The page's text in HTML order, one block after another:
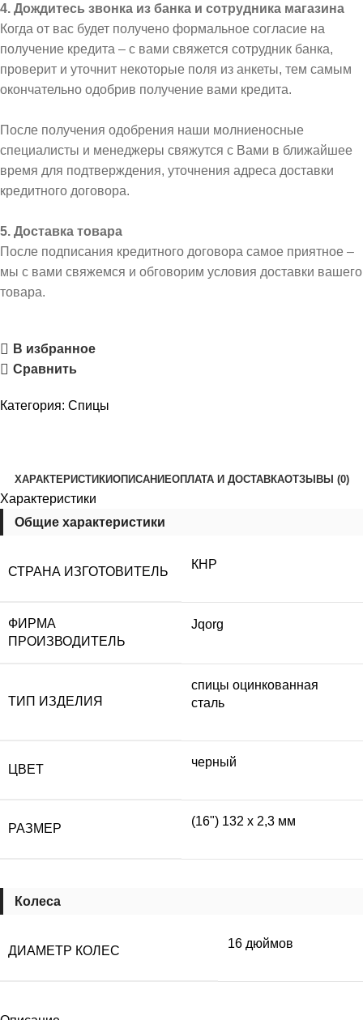
4. Дождитесь звонка из банка и сотрудника магазина
Когда от вас будет получено формальное согласие на
получение кредита – с вами свяжется сотрудник банка,
проверит и уточнит некоторые поля из анкеты, тем самым
окончательно одобрив получение вами кредита.
После получения одобрения наши молниеносные
специалисты и менеджеры свяжутся с Вами в ближайшее
время для подтверждения, уточнения адреса доставки
кредитного договора.
5. Доставка товара
После подписания кредитного договора самое приятное –
мы с вами свяжемся и обговорим условия доставки вашего
товара.
В избранное
Сравнить
Категория: Спицы
ХАРАКТЕРИСТИКИОПИСАНИЕОПЛАТА И ДОСТАВКАОТЗЫВЫ (0)
Характеристики
Общие характеристики
СТРАНА ИЗГОТОВИТЕЛЬ
КНР
ФИРМА
ПРОИЗВОДИТЕЛЬ
Jqorg
ТИП ИЗДЕЛИЯ
спицы оцинкованная
сталь
ЦВЕТ
черный
РАЗМЕР
(16") 132 х 2,3 мм
Колеса
ДИАМЕТР КОЛЕС
16 дюймов